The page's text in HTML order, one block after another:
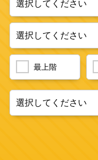
最上階